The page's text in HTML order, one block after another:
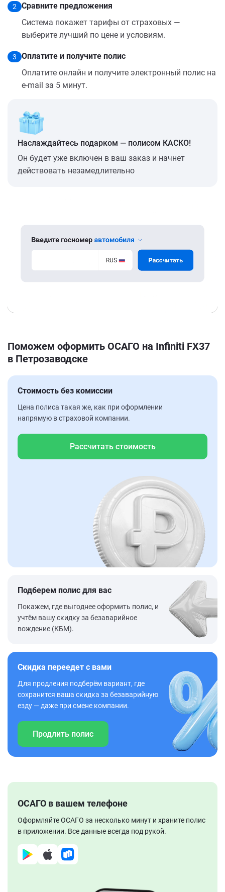
2
Сравните предложения
Система покажет тарифы от страховых —
выберите лучший по цене и условиям.
3
Оплатите и получите полис
Оплатите онлайн и получите электронный полис на
e-mail за 5 минут.
Наслаждайтесь подарком — полисом КАСКО!
Он будет уже включен в ваш заказ и начнет
действовать незамедлительно
Поможем оформить ОСАГО на Infiniti FX37
в Петрозаводске
Стоимость без комиссии
Цена полиса такая же, как при оформлении
напрямую в страховой компании.
Рассчитать стоимость
Подберем полис для вас
Покажем, где выгоднее оформить полис, и
учтём вашу скидку за безаварийное
вождение (КБМ).
Скидка переедет с вами
Для продления подберём вариант, где
сохранится ваша скидка за безаварийную
езду — даже при смене компании.
Продлить полис
ОСАГО в вашем телефоне
Оформляйте ОСАГО за несколько минут и храните полис
в приложении. Все данные всегда под рукой.